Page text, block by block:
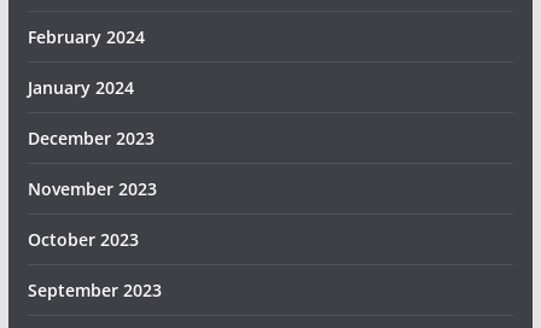
February 2024
January 2024
December 2023
November 2023
October 2023
September 2023